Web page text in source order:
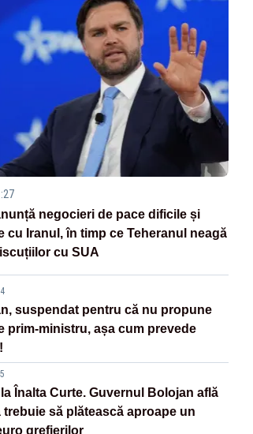
negocieri de pace dificile și
cu Iranul, în timp ce Teheranul neagă
cu SUA
suspendat pentru că nu propune
prim-ministru, așa cum prevede
Înalta Curte. Guvernul Bolojan află
trebuie să plătească aproape un
grefierilor